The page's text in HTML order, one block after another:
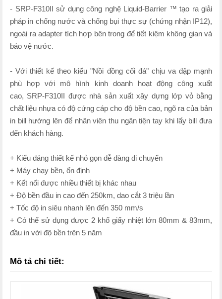
- SRP-F310II sử dụng công nghệ Liquid-Barrier ™ tạo ra giải
pháp in chống nước và chống bụi thực sự (chứng nhận IP12),
ngoài ra adapter tích hợp bên trong để tiết kiệm không gian và
bảo vệ nước.
- Với thiết kế theo kiểu "Nồi đồng cối đá" chịu va đập mạnh
phù hợp với mô hình kinh doanh hoạt động công xuất
cao, SRP-F310II được nhà sản xuất xây dựng lớp vỏ bằng
chất liệu nhựa có độ cứng cáp cho độ bền cao, ngõ ra của bản
in bill hướng lên để nhân viên thu ngân tiện tay khi lấy bill đưa
đến khách hàng.
+ Kiểu dáng thiết kế nhỏ gọn dễ dàng di chuyển
+ Máy chạy bền, ổn định
+ Kết nối được nhiều thiết bị khác nhau
+ Độ bền đầu in cao đến 250km, dao cắt 3 triệu lần
+ Tốc độ in siêu nhanh lên đến 350 mm/s
+ Có thể sử dụng được 2 khổ giấy nhiệt lớn 80mm & 83mm,
đầu in với độ bền trên 5 năm
Mô tả chi tiết: